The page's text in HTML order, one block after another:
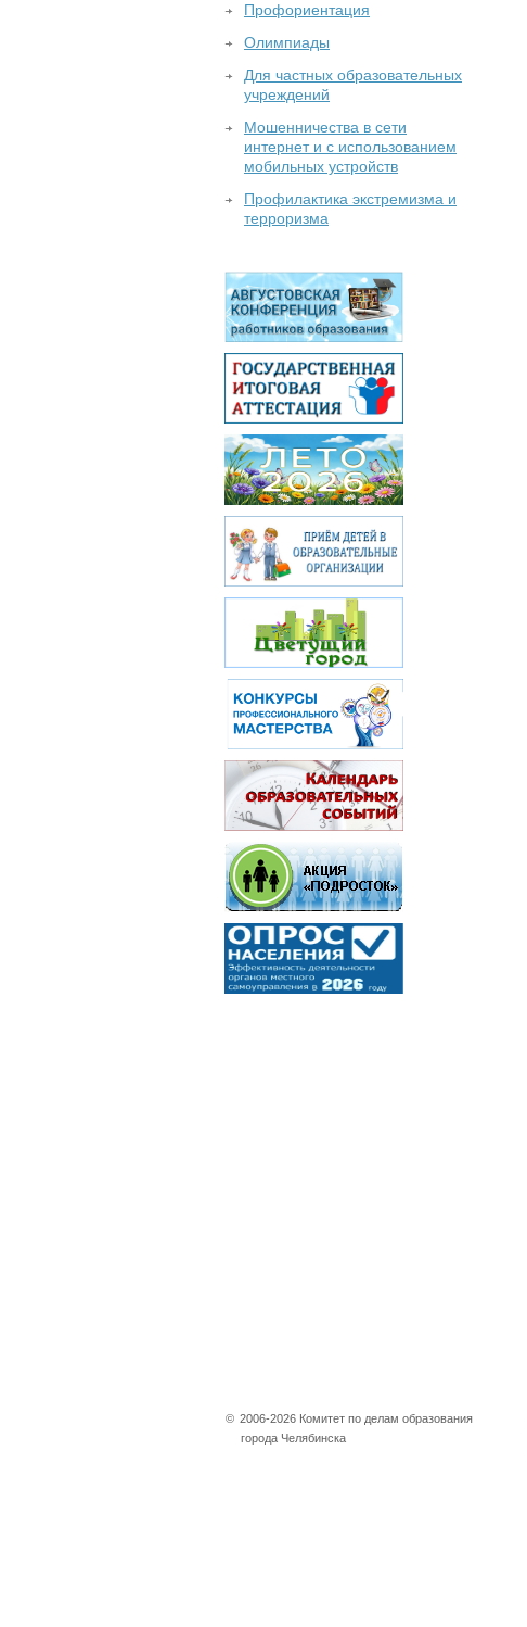
Профориентация
Олимпиады
Для частных образовательных
учреждений
Мошенничества в сети
интернет и с использованием
мобильных устройств
Профилактика экстремизма и
терроризма
© 2006-2026 Комитет по делам образования
города Челябинска